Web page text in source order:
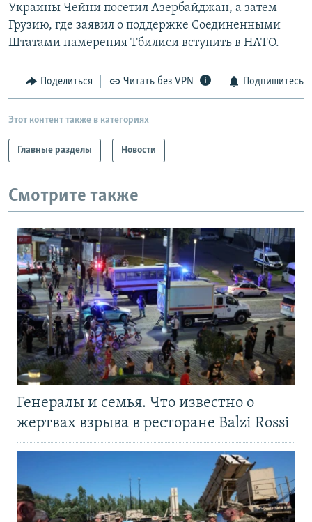
Все сайты РСЕ/РС
Украины Чейни посетил Азербайджан, а затем
Грузию, где заявил о поддержке Соединенными
Штатами намерения Тбилиси вступить в НАТО.
Поделиться Читать без VPN Подпишитесь
Этот контент также в категориях
Главные разделы Новости
Смотрите также
Генералы и семья. Что известно о
жертвах взрыва в ресторане Balzi Rossi